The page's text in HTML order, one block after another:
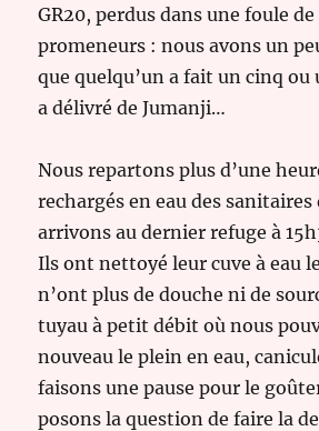
GR20, perdus dans une foule
promeneurs : nous avons un
que quelqu’un a fait un cinq
a délivré de Jumanji…
Nous repartons plus d’une
rechargés en eau des
arrivons au dernier refuge à
Ils ont nettoyé leur cuve à eau
n’ont plus de douche ni de
tuyau à petit débit où nous
nouveau le plein en eau,
faisons une pause pour le
posons la question de faire la